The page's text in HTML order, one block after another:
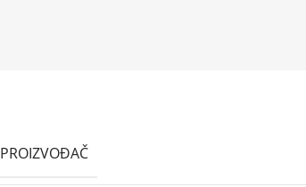
PROIZVOĐAČ